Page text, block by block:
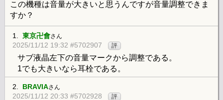
この機種は音量が大きいと思うんですが音量調整できま
すか？
1. 東京卍會さん
2025/11/12 19:32 #5702907 評
サブ液晶左下の音量マークから調整である。
1でも大きいなら耳栓である。
2. BRAVIAさん
2025/11/12 20:33 #5702928 評